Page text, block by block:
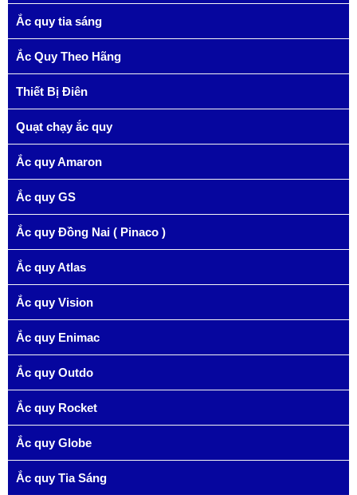
Ắc quy tia sáng
Ắc Quy Theo Hãng
Thiết Bị Điên
Quạt chạy ắc quy
Ắc quy Amaron
Ắc quy GS
Ắc quy Đồng Nai ( Pinaco )
Ắc quy Atlas
Ắc quy Vision
Ắc quy Enimac
Ắc quy Outdo
Ắc quy Rocket
Ắc quy Globe
Ắc quy Tia Sáng